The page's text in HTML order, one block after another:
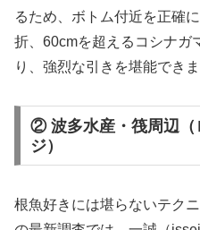
るため、ボトム付近を正確
折、60cmを超えるコシナガ
り、強烈な引きを堪能できま
② 波多水産・筏周辺（
ジ）
根魚好きには堪らないテク